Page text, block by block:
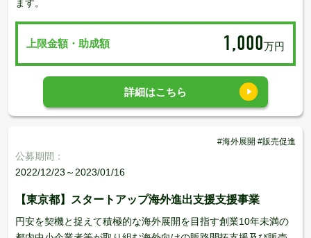
ます。
上限金額・助成額 1,000万円
詳細はこちら
#海外展開 #販売促進
公募期間：
2022/12/23～2023/01/16
【東京都】スタートアップ海外進出支援支援事業
円安を契機と捉えて積極的な海外展開を目指す創業10年未満の